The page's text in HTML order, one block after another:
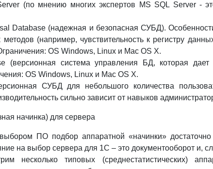
(по мнению многих экспертов MS SQL Server -
Database (надежная и безопасная СУБД).
(например, чувствительность к регистру
OS Windows, Linux и Mac OS X.
(версионная система управления БД, которая дает
OS Windows, Linux и Mac OS X.
СУБД для небольшого количества
сильно зависит от навыков
начинка) для сервера
ПО подбор аппаратной «начинки»
на выбор сервера для 1С – это документооборот и,
несколько типовых (среднестатистических)